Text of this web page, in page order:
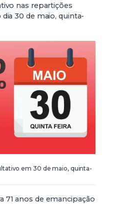
nas repartições
30 de maio, quinta-
em 30 de maio, quinta-
71 anos de emancipação